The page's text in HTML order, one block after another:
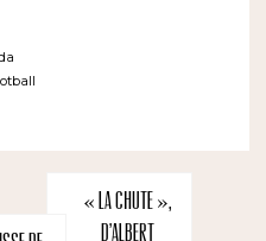
« La Chute »,
d’Albert